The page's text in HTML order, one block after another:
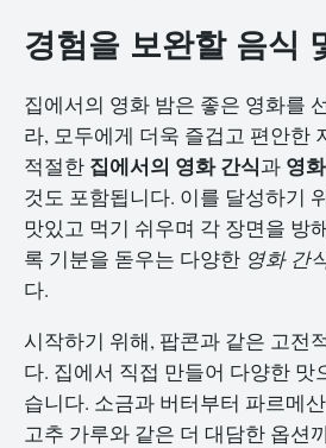
경험을 보완할 음식
집에서의 영화 밤은 좋은 영화를
라, 모두에게 더욱 즐겁고 편안한
적절한 집에서의 영화 간식과 영
것도 포함됩니다. 이를 달성하기
맛있고 먹기 쉬우며 각 장면을 방
록 기분을 돋우는 다양한 영화 간
다.
시작하기 위해, 팝콘과 같은 고전
다. 집에서 직접 만들어 다양한 맛
습니다. 소금과 버터부터 파르메
고추 가루와 같은 더 대담한 옵션